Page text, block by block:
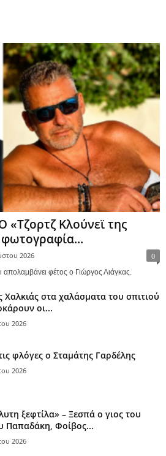
«Τζορτζ Κλούνεϊ της
φωτογραφία...
2026 0
φέτος ο Γιώργος Λιάγκας.
Χαλκιάς στα χαλάσματα του σπιτιού
οι...
2026
φλόγες ο Σταμάτης Γαρδέλης
2026
ξεφτίλα» – Ξεσπά ο γιος του
Παπαδάκη, Φοίβος...
2026